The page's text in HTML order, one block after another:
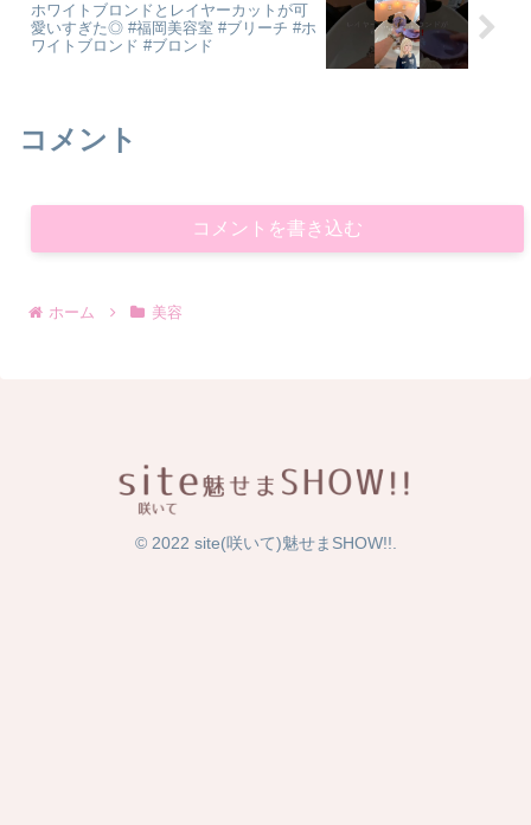
ホワイトブロンドとレイヤーカットが可
愛いすぎた◎ #福岡美容室 #ブリーチ #ホ
ワイトブロンド #ブロンド
コメント
コメントを書き込む
ホーム 美容
© 2022 site(咲いて)魅せまSHOW!!.